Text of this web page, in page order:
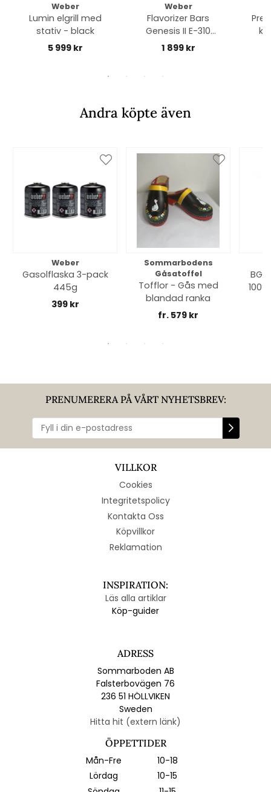
Weber
Lumin elgrill med
stativ - black
5 999 kr
Weber
Flavorizer Bars
Genesis II E-310
(2017) - rostfritt
1 899 kr
Andra köpte även
Weber
Gasolflaska 3-pack
445g
399 kr
Sommarbodens
Gåsatoffel
Tofflor - Gås med
blandad ranka
fr. 579 kr
PRENUMERERA PÅ VÅRT NYHETSBREV:
VILLKOR
Cookies
Integritetspolicy
Kontakta Oss
Köpvillkor
Reklamation
INSPIRATION:
Läs alla artiklar
Köp-guider
ADRESS
Sommarboden AB
Falsterbovägen 76
236 51 HÖLLVIKEN
Sweden
Hitta hit (extern länk)
ÖPPETTIDER
Mån-Fre
10-18
Lördag
10-15